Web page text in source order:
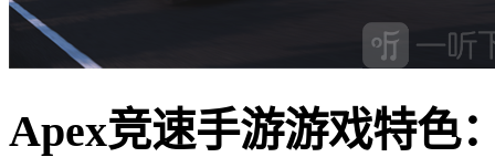
Apex竞速手游游戏特色